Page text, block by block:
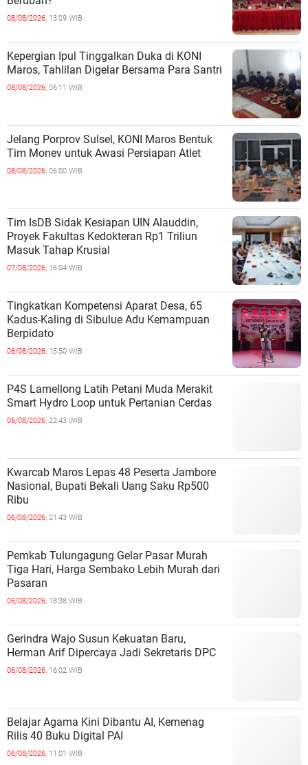
08/08/2026, 13:09 WIB
Kepergian Ipul Tinggalkan Duka di KONI
Maros, Tahlilan Digelar Bersama Para Santri
08/08/2026, 06:11 WIB
Jelang Porprov Sulsel, KONI Maros Bentuk
Tim Monev untuk Awasi Persiapan Atlet
08/08/2026, 06:00 WIB
Tim IsDB Sidak Kesiapan UIN Alauddin,
Proyek Fakultas Kedokteran Rp1 Triliun
Masuk Tahap Krusial
07/08/2026, 16:04 WIB
Tingkatkan Kompetensi Aparat Desa, 65
Kadus-Kaling di Sibulue Adu Kemampuan
Berpidato
06/08/2026, 15:50 WIB
P4S Lamellong Latih Petani Muda Merakit
Smart Hydro Loop untuk Pertanian Cerdas
06/08/2026, 22:43 WIB
Kwarcab Maros Lepas 48 Peserta Jambore
Nasional, Bupati Bekali Uang Saku Rp500
Ribu
06/08/2026, 21:43 WIB
Pemkab Tulungagung Gelar Pasar Murah
Tiga Hari, Harga Sembako Lebih Murah dari
Pasaran
06/08/2026, 18:38 WIB
Gerindra Wajo Susun Kekuatan Baru,
Herman Arif Dipercaya Jadi Sekretaris DPC
06/08/2026, 16:02 WIB
Belajar Agama Kini Dibantu AI, Kemenag
Rilis 40 Buku Digital PAI
06/08/2026, 11:01 WIB